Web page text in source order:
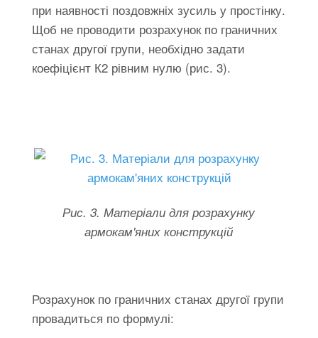
при наявності поздовжніх зусиль у простінку.
Щоб не проводити розрахунок по граничних
станах другої групи, необхідно задати
коефіцієнт К2 рівним нулю (рис. 3).
Рис. 3. Матеріали для розрахунку
армокам'яних конструкцій
Розрахунок по граничних станах другої групи
провадиться по формулі: